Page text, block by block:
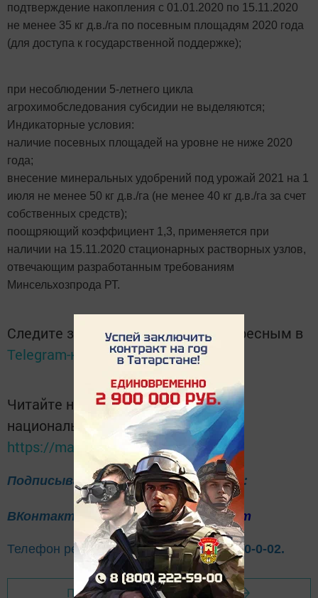
подтверждение накопления с 01.01.2020 по 15.11.2020
не менее 35 кг д.в./га по посевным площадям 2020 года
(для доступа к государственной поддержке);
при несоблюдении 5-летнего цикла
агрохимобследования субсидии не выделяются;
Индикаторные условия:
наличие посевных площадей на уровне не ниже 2020
года;
внесение минеральных удобрений под урожай 2021 на 1
июля не менее 50 кг д.в./га (не менее 40 кг д.в./га за счет
собственных средств);
поощряющий коэффициент 1,3, применяется при
наличии на 15.11.2020 стационарных растворных узлов,
отвечающим разработанным требованиям
Минсельхозпрода РТ.
Следите за самым важным и интересным в
Telegram-каналеТатмедиа
Читайте новости Татарстана в
национальном мессенджере MАХ:
https://max.ru/tatmedia
Подписывайтесь на нас в соцсетях:
ВКонтакте Одноклассники Telegram
Телефон рекламного отдела8(843)47-30-0-02.
Перейти на страницу новости